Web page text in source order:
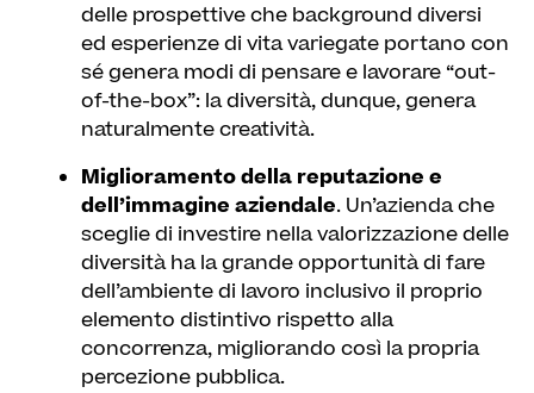
delle prospettive che background diversi
ed esperienze di vita variegate portano con
sé genera modi di pensare e lavorare “out-
of-the-box”: la diversità, dunque, genera
naturalmente creatività.
Miglioramento della reputazione e
dell’immagine aziendale. Un’azienda che
sceglie di investire nella valorizzazione delle
diversità ha la grande opportunità di fare
dell’ambiente di lavoro inclusivo il proprio
elemento distintivo rispetto alla
concorrenza, migliorando così la propria
percezione pubblica.